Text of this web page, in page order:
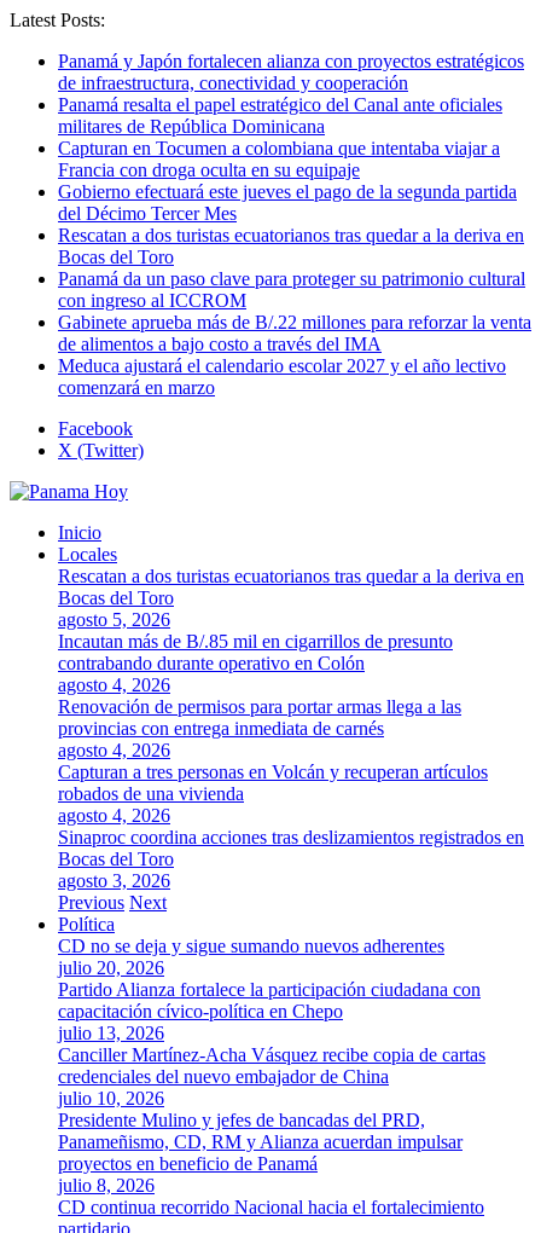
Latest Posts:
Panamá y Japón fortalecen alianza con proyectos estratégicos
de infraestructura, conectividad y cooperación
Panamá resalta el papel estratégico del Canal ante oficiales
militares de República Dominicana
Capturan en Tocumen a colombiana que intentaba viajar a
Francia con droga oculta en su equipaje
Gobierno efectuará este jueves el pago de la segunda partida
del Décimo Tercer Mes
Rescatan a dos turistas ecuatorianos tras quedar a la deriva en
Bocas del Toro
Panamá da un paso clave para proteger su patrimonio cultural
con ingreso al ICCROM
Gabinete aprueba más de B/.22 millones para reforzar la venta
de alimentos a bajo costo a través del IMA
Meduca ajustará el calendario escolar 2027 y el año lectivo
comenzará en marzo
Facebook
X (Twitter)
Inicio
Locales
Rescatan a dos turistas ecuatorianos tras quedar a la deriva en
Bocas del Toro
agosto 5, 2026
Incautan más de B/.85 mil en cigarrillos de presunto
contrabando durante operativo en Colón
agosto 4, 2026
Renovación de permisos para portar armas llega a las
provincias con entrega inmediata de carnés
agosto 4, 2026
Capturan a tres personas en Volcán y recuperan artículos
robados de una vivienda
agosto 4, 2026
Sinaproc coordina acciones tras deslizamientos registrados en
Bocas del Toro
agosto 3, 2026
Previous Next
Política
CD no se deja y sigue sumando nuevos adherentes
julio 20, 2026
Partido Alianza fortalece la participación ciudadana con
capacitación cívico-política en Chepo
julio 13, 2026
Canciller Martínez-Acha Vásquez recibe copia de cartas
credenciales del nuevo embajador de China
julio 10, 2026
Presidente Mulino y jefes de bancadas del PRD,
Panameñismo, CD, RM y Alianza acuerdan impulsar
proyectos en beneficio de Panamá
julio 8, 2026
CD continua recorrido Nacional hacia el fortalecimiento
partidario